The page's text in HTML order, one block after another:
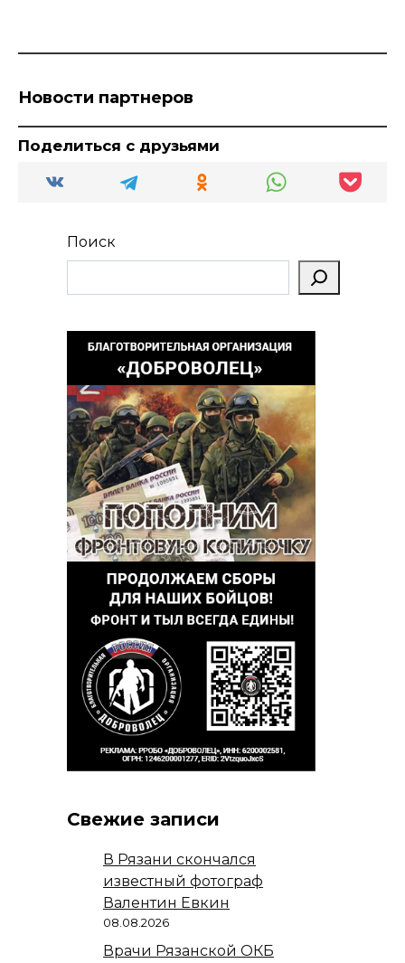
Новости партнеров
Поделиться с друзьями
Поиск
Свежие записи
В Рязани скончался
известный фотограф
Валентин Евкин
08.08.2026
Врачи Рязанской ОКБ